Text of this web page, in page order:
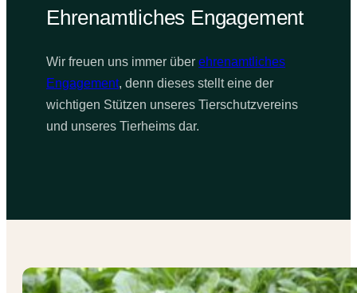
Ehrenamtliches Engagement
Wir freuen uns immer über ehrenamtliches
Engagement, denn dieses stellt eine der
wichtigen Stützen unseres Tierschutzvereins
und unseres Tierheims dar.